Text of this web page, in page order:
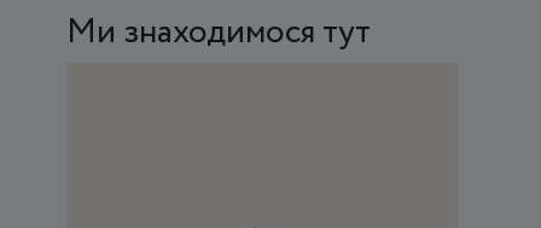
Ми знаходимося тут